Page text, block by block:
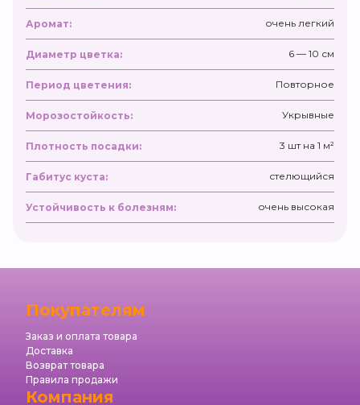
Аромат: очень легкий
Диаметр цветка: 6 — 10 см
Период цветения: Повторное
Морозостойкость: Укрывные
Плотность посадки: 3 шт на 1 м²
Габитус куста: стелющийся
Устойчивость к болезням: очень высокая
Покупателям
Заказ и оплата товара
Доставка
Возврат товара
Правила продажи
Компания